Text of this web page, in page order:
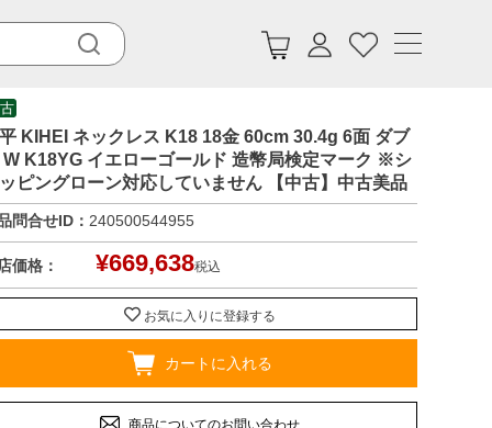
KIHEI ネックレス K18 18金 60cm 30.4g 6面 ダブ
W K18YG イエローゴールド 造幣局検定マーク ※シ
ピングローン対応していません 【中古】中古美品
問合せID： 240500544955
価格： ¥669,638税込
お気に入りに登録する
カートに入れる
商品についてのお問い合わせ